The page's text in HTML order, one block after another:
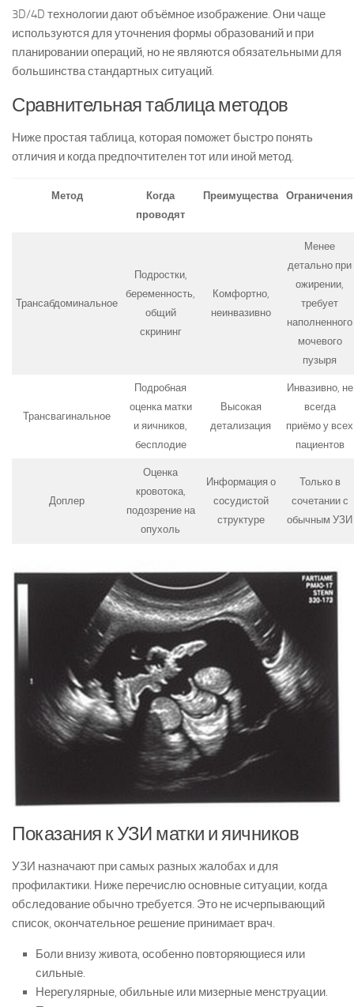
3D/4D технологии дают объёмное изображение. Они чаще
используются для уточнения формы образований и при
планировании операций, но не являются обязательными для
большинства стандартных ситуаций.
Сравнительная таблица методов
Ниже простая таблица, которая поможет быстро понять
отличия и когда предпочтителен тот или иной метод.
Метод
Когда
проводят
Преимущества Ограничения
Трансабдоминальное
Подростки,
беременность,
общий
скрининг
Комфортно,
неинвазивно
Менее
детально при
ожирении,
требует
наполненного
мочевого
пузыря
Трансвагинальное
Подробная
оценка матки
и яичников,
бесплодие
Высокая
детализация
Инвазивно, не
всегда
приёмо у всех
пациентов
Доплер
Оценка
кровотока,
подозрение на
опухоль
Информация о
сосудистой
структуре
Только в
сочетании с
обычным УЗИ
Показания к УЗИ матки и яичников
УЗИ назначают при самых разных жалобах и для
профилактики. Ниже перечислю основные ситуации, когда
обследование обычно требуется. Это не исчерпывающий
список, окончательное решение принимает врач.
Боли внизу живота, особенно повторяющиеся или
сильные.
Нерегулярные, обильные или мизерные менструации.